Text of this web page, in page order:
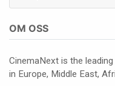
OM OSS
CinemaNext is the
in Europe, Middle East,